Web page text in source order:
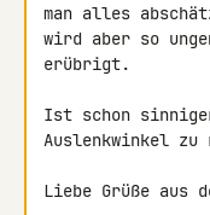
man alles
wird aber so
erübrigt.
Ist schon
Auslenkwinkel zu
Liebe Grüße aus